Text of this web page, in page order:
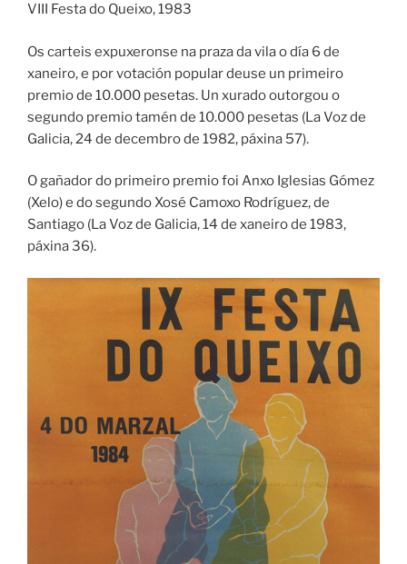
VIII Festa do Queixo, 1983
Os carteis expuxeronse na praza da vila o día 6 de
xaneiro, e por votación popular deuse un primeiro
premio de 10.000 pesetas. Un xurado outorgou o
segundo premio tamén de 10.000 pesetas (La Voz de
Galicia, 24 de decembro de 1982, páxina 57).
O gañador do primeiro premio foi Anxo Iglesias Gómez
(Xelo) e do segundo Xosé Camoxo Rodríguez, de
Santiago (La Voz de Galicia, 14 de xaneiro de 1983,
páxina 36).